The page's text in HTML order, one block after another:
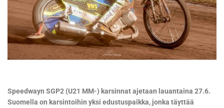
Speedwayn SGP2 (U21 MM-) karsinnat ajetaan lauantaina 27.6.
Suomella on karsintoihin yksi edustuspaikka, jonka täyttää